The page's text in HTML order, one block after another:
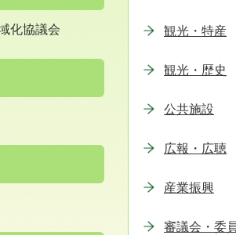
化協議会 観光・特産
観光・歴史
公共施設
広報・広聴
産業振興
審議会・委